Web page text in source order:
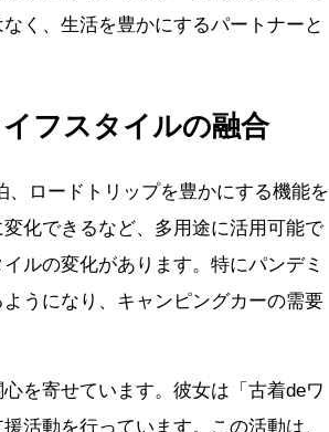
く、生活を豊かにするパートナーと
フスタイルの融合
、ロードトリップを豊かにする機能を
化できるなど、多用途に活用可能で
ルの変化があります。特にパンデミ
うになり、キャンピングカーの需要
を寄せています。彼女は「古着deワ
活動を行っています。この活動は、